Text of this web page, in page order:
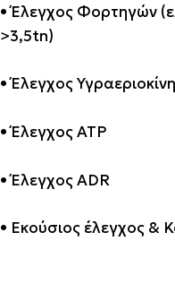
• Έλεγχος Φορτηγών
>3,5tn)
• Έλεγχος
• Έλεγχος ATP
• Έλεγχος ADR
• Εκούσιος έλεγχος &